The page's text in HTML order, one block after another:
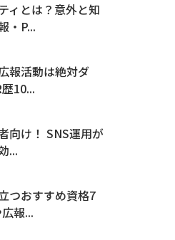
ィとは？意外と知
・P...
報活動は絶対ダ
10...
向け！ SNS運用が
...
つおすすめ資格7
報...